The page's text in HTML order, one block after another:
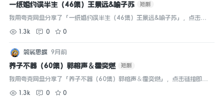
一纸婚约误半生（46集）王景远&喻子苏 短剧
我用夸克网盘分享了「一纸婚约误半生（46集）王景远&喻子苏」，点击链
支持电视投屏。...
1.3k 0 0
袈裟思蝶 9月前
养子不器（60集）郭榕声＆霍奕燃 短剧
我用夸克网盘分享了「养子不器（60集）郭榕声＆霍奕燃」，点击链接即可
视投屏。...
1.3k 0 0